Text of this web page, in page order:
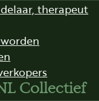
therapeut
Collectief